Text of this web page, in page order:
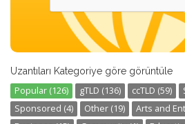
Uzantıları Kategoriye göre görüntüle
Popular (126) gTLD (136) ccTLD (59)
Sponsored (4)
Other (19)
Arts and